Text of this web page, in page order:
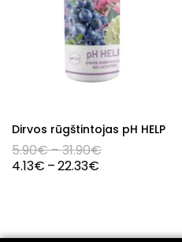
Dirvos rūgštintojas pH HELP
5.90€–31.90€
4.13€ –22.33€